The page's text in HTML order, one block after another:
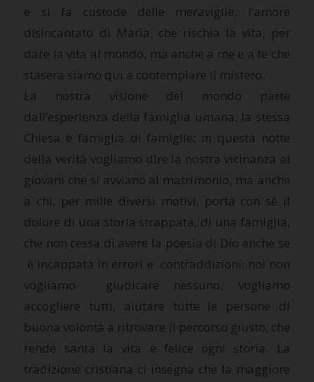
e si fa custode delle meraviglie; l’amore
disincantato di Maria, che rischia la vita, per
dare la vita al mondo, ma anche a me e a te che
stasera siamo qui a contemplare il mistero.
La nostra visione del mondo parte
dall’esperienza della famiglia umana; la stessa
Chiesa è famiglia di famiglie: in questa notte
della verità vogliamo dire la nostra vicinanza ai
giovani che si avviano al matrimonio, ma anche
a chi, per mille diversi motivi, porta con sè il
dolore di una storia strappata, di una famiglia,
che non cessa di avere la poesia di Dio anche se
è incappata in errori e contraddizioni: noi non
vogliamo giudicare nessuno; vogliamo
accogliere tutti, aiutare tutte le persone di
buona volontà a ritrovare il percorso giusto, che
rende santa la vita e felice ogni storia. La
tradizione cristiana ci insegna che la maggiore